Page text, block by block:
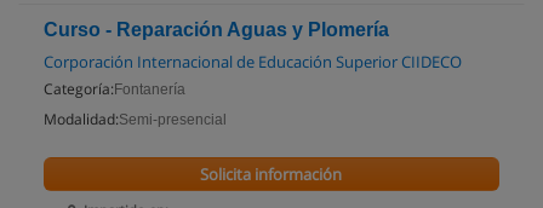
Curso - Reparación Aguas y Plomería
Corporación Internacional de Educación Superior CIIDECO
Categoría: Fontanería
Modalidad:Semi-presencial
Solicita información